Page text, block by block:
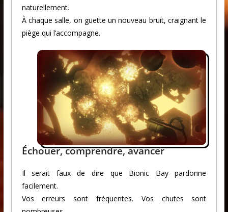
naturellement.
À chaque salle, on guette un nouveau bruit, craignant le
piège qui l’accompagne.
Échouer, comprendre, avancer
Il serait faux de dire que Bionic Bay pardonne
facilement.
Vos erreurs sont fréquentes. Vos chutes sont